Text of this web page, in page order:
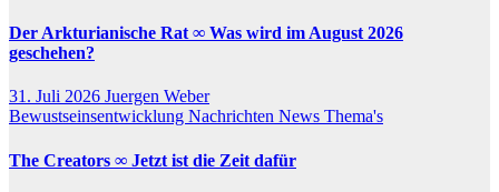
Der Arkturianische Rat ∞ Was wird im August 2026
geschehen?
31. Juli 2026 Juergen Weber
Bewustseinsentwicklung Nachrichten News Thema's
The Creators ∞ Jetzt ist die Zeit dafür